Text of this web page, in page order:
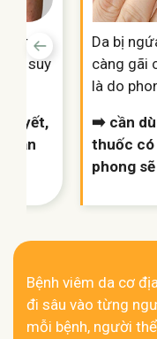
tái
hư, suy
huyết,
toàn
Da bị
càng gãi
là do
➡️ cần
thuốc có
phong
Bệnh viêm da cơ
đi sâu vào từng
mỗi bệnh, người